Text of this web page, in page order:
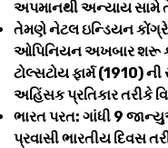
અપમાનથી અન્યાય સામે
તેમણે નેટલ ઇન્ડિયન
ઓપિનિયન અખબાર શરૂ
ટોલ્સટોય ફાર્મ (1910)
અહિંસક પ્રતિકાર તરીકે
ભારત પરત: ગાંધી 9
પ્રવાસી ભારતીય દિવસ